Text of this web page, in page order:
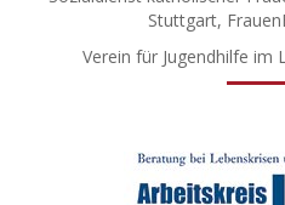
Stuttgart,
Verein für Jugendhilfe im